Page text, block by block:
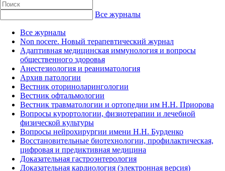
Все журналы
Все журналы
Non nocere. Новый терапевтический журнал
Адаптивная медицинская иммунология и вопросы
общественного здоровья
Анестезиология и реаниматология
Архив патологии
Вестник оториноларингологии
Вестник офтальмологии
Вестник травматологии и ортопедии им Н.Н. Приорова
Вопросы курортологии, физиотерапии и лечебной
физической культуры
Вопросы нейрохирургии имени Н.Н. Бурденко
Восстановительные биотехнологии, профилактическая,
цифровая и предиктивная медицина
Доказательная гастроэнтерология
Доказательная кардиология (электронная версия)